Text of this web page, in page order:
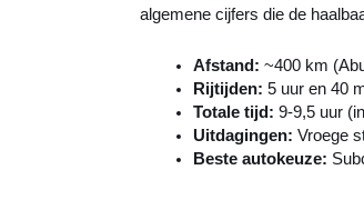
algemene cijfers die de
Afstand: ~400 km
Rijtijden: 5 uur en 40
Totale tijd: 9-9,5 uur
Uitdagingen: Vroege
Beste autokeuze: